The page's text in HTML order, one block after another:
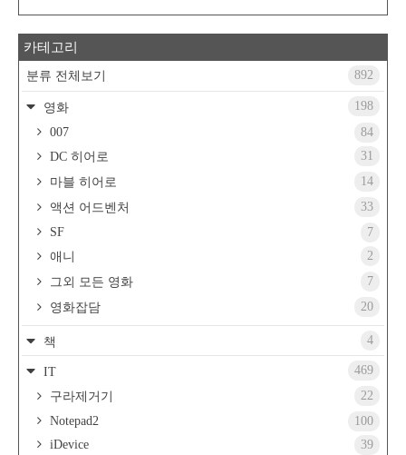
카테고리
분류 전체보기 892
영화
198
007
84
DC 히어로
31
마블 히어로
14
액션 어드벤처
33
SF
7
애니
2
그외 모든 영화
7
영화잡담
20
책 4
IT
469
구라제거기
22
Notepad2
100
iDevice
39